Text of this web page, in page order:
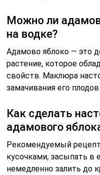
Можно ли
на водке?
Адамово яблоко — это
растение, которое
свойств. Маклюра
замачивания его
Как сделать
адамового
Рекомендуемый
кусочками, засыпать в
немедленно залить до